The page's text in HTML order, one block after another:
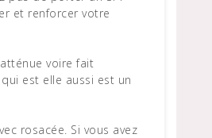
et renforcer votre
voire fait
est elle aussi est un
rosacée. Si vous avez